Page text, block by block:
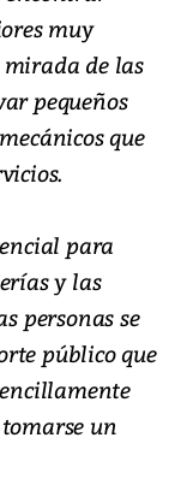
muy
de las
pequeños
que
para
y las
personas se
público que
un